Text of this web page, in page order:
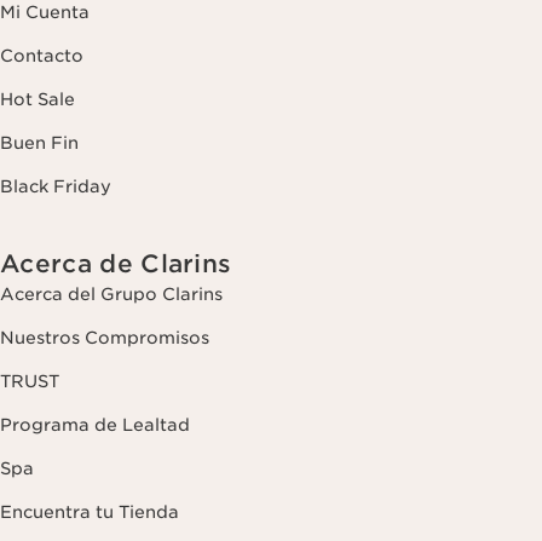
Mi Cuenta
Contacto
Hot Sale
Buen Fin
Black Friday
Acerca de Clarins
Acerca del Grupo Clarins
Nuestros Compromisos
TRUST
Programa de Lealtad
Spa
Encuentra tu Tienda